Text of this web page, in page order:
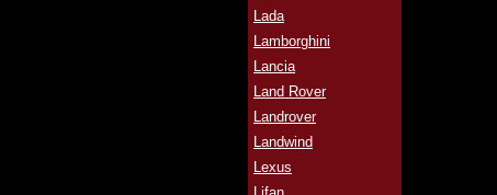
Lada
Lamborghini
Lancia
Land Rover
Landrover
Landwind
Lexus